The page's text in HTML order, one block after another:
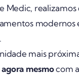
Medic,
modernos
mais
mesmocom